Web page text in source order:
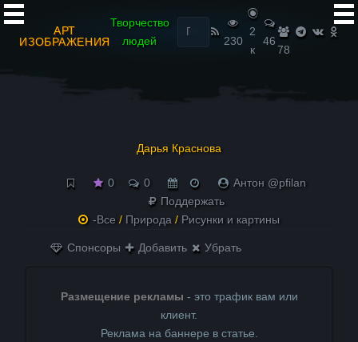
АРТ
ИЗОБРАЖЕНИЯ
Творчество
людей
Найти:
230
2
к
46
78
Дарья Краснова
0 0
Антон @pfilan
Поддержать
-Все / Природа / Рисунки и картины
Спонсоры Добавить Убрать
Размещение рекламы - это трафик вам или
клиент.
Реклама на баннере в статье.